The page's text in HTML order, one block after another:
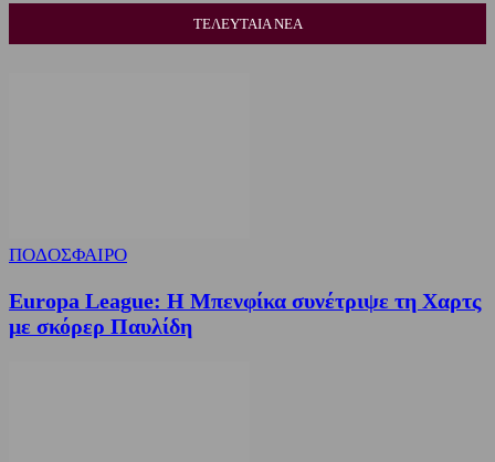
ΤΕΛΕΥΤΑΙΑ ΝΕΑ
ΠΟΔΟΣΦΑΙΡΟ
Europa League: Η Μπενφίκα συνέτριψε τη Χαρτς
με σκόρερ Παυλίδη